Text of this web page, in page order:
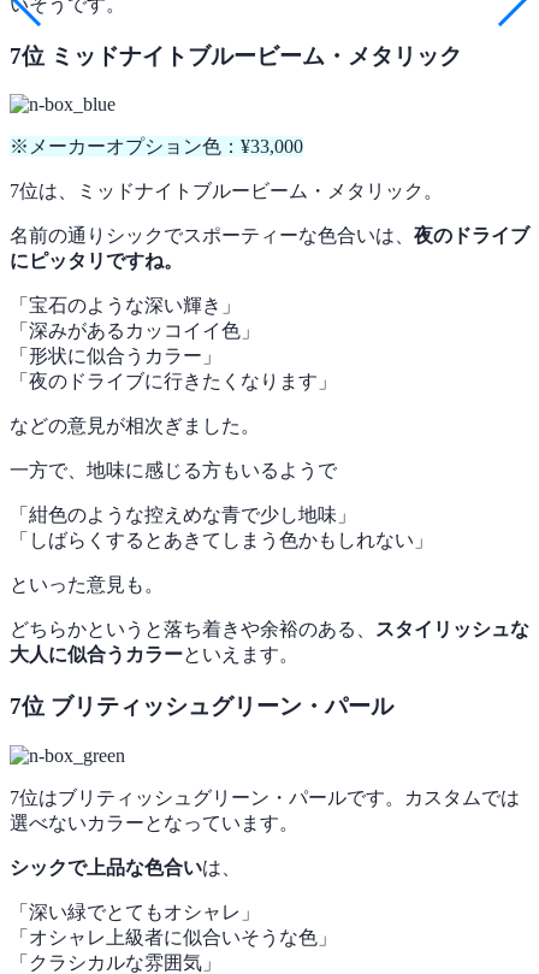
いそうです。
7位 ミッドナイトブルービーム・メタリック
※メーカーオプション色：¥33,000
7位は、ミッドナイトブルービーム・メタリック。
名前の通りシックでスポーティーな色合いは、 夜のドライブ
にピッタリですね。
「宝石のような深い輝き」
「深みがあるカッコイイ色」
「形状に似合うカラー」
「夜のドライブに行きたくなります」
などの意見が相次ぎました。
一方で、地味に感じる方もいるようで
「紺色のような控えめな青で少し地味」
「しばらくするとあきてしまう色かもしれない」
といった意見も。
どちらかというと落ち着きや余裕のある、 スタイリッシュな
大人に似合うカラーといえます。
7位 ブリティッシュグリーン・パール
7位はブリティッシュグリーン・パールです。カスタムでは
選べないカラーとなっています。
シックで上品な色合いは、
「深い緑でとてもオシャレ」
「オシャレ上級者に似合いそうな色」
「クラシカルな雰囲気」